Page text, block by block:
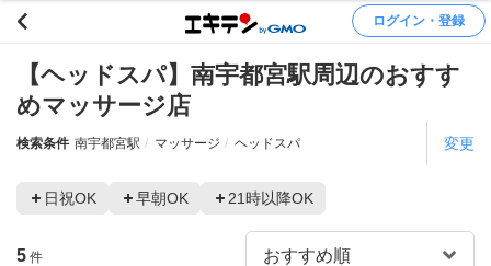
ログイン・登録
【ヘッドスパ】南宇都宮駅周辺のおすす
めマッサージ店
検索条件 南宇都宮駅 マッサージ ヘッドスパ 変更
日祝OK 早朝OK 21時以降OK
5 件